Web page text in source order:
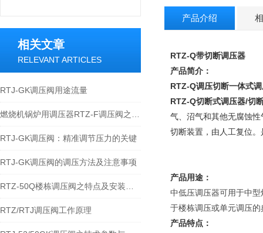
相关文章
RELEVANT ARTICLES
RTJ-GK调压阀用途流量
RTJ-GK调压阀：精准调节压力的关键
RTJ-GK调压阀的调压方法及注意事项
RTZ/RTJ调压阀工作原理
产品介绍
RTZ-Q带切断调压器
产品简介：
RTZ-Q调压切断一体式
RTZ-Q切断式调压器/切
气、沼气和其他无腐蚀
切断装置，由人工复位
产品用途：
中低压调压器可用于中
于楼栋调压或单元调压的
产品特点：